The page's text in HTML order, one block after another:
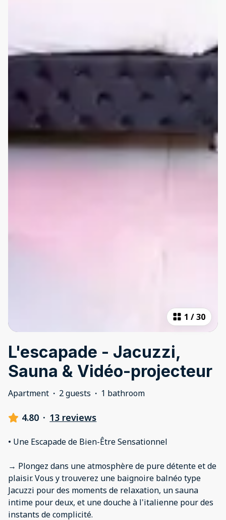
1 /30
L'escapade - Jacuzzi,
Sauna & Vidéo-projecteur
Apartment · 2 guests · 1 bathroom
4.80 · 13 reviews
• Une Escapade de Bien-Être Sensationnel
→ Plongez dans une atmosphère de pure détente et de
plaisir. Vous y trouverez une baignoire balnéo type
Jacuzzi pour des moments de relaxation, un sauna
intime pour deux, et une douche à l'italienne pour des
instants de complicité.